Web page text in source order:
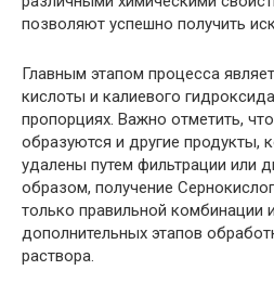
позволяют успешно получить
Главным этапом процесса
кислоты и калиевого
пропорциях. Важно отметить,
образуются и другие продукты,
удалены путем фильтрации или
образом, получение
только правильной комбинации
дополнительных этапов
раствора.